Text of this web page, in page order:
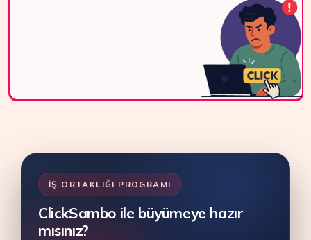
İŞ ORTAKLIĞI PROGRAMI
ClickSambo ile büyümeye hazır
mısınız?